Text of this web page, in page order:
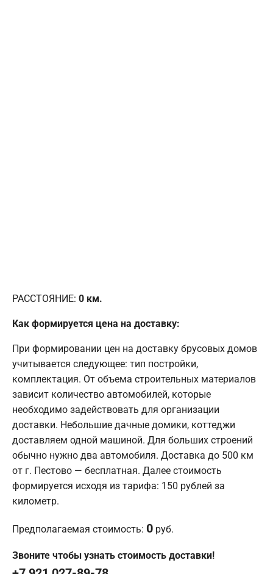
РАССТОЯНИЕ: 0 км.
Как формируется цена на доставку:
При формировании цен на доставку брусовых домов
учитывается следующее: тип постройки,
комплектация. От объема строительных материалов
зависит количество автомобилей, которые
необходимо задействовать для организации
доставки. Небольшие дачные домики, коттеджи
доставляем одной машиной. Для больших строений
обычно нужно два автомобиля. Доставка до 500 км
от г. Пестово — бесплатная. Далее стоимость
формируется исходя из тарифа: 150 рублей за
километр.
Предполагаемая стоимость: 0 руб.
Звоните чтобы узнать стоимость доставки!